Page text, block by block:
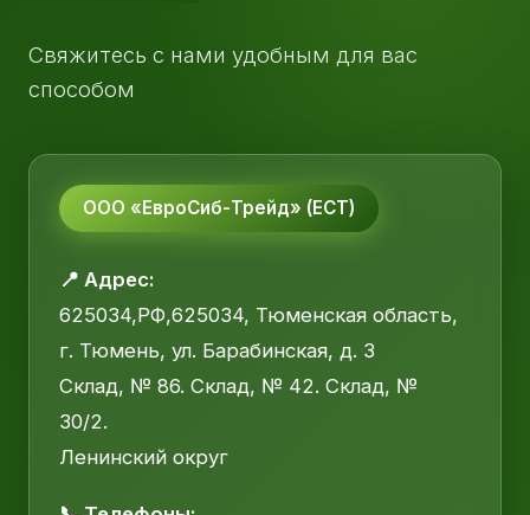
Свяжитесь с нами удобным для вас
способом
ООО «ЕвроСиб-Трейд» (ЕСТ)
📍 Адрес:
625034,РФ,625034, Тюменская область,
г. Тюмень, ул. Барабинская, д. 3
Склад, № 86. Склад, № 42. Склад, №
30/2.
Ленинский округ